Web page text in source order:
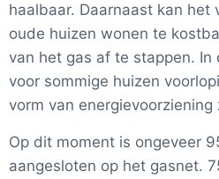
haalbaar. Daarnaast kan het
oude huizen wonen te
van het gas af te stappen.
voor sommige huizen
vorm van energievoorziening
Op dit moment is ongeveer
aangesloten op het gasnet.